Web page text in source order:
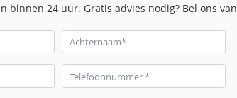
binnen 24 uur. Gratis advies nodig? Bel ons